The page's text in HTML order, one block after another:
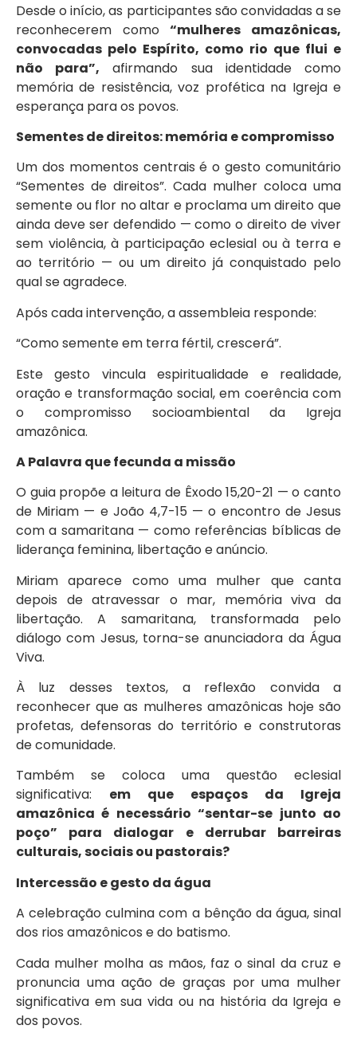
Desde o início, as participantes são convidadas a se
reconhecerem como“mulheres amazônicas,
convocadas pelo Espírito, como rio que flui e
não para”, afirmando sua identidade como
memória de resistência, voz profética na Igreja e
esperança para os povos.
Sementes de direitos: memória e compromisso
Um dos momentos centrais é o gesto comunitário
“Sementes de direitos”. Cada mulher coloca uma
semente ou flor no altar e proclama um direito que
ainda deve ser defendido — como o direito de viver
sem violência, à participação eclesial ou à terra e
ao território — ou um direito já conquistado pelo
qual se agradece.
Após cada intervenção, a assembleia responde:
“Como semente em terra fértil, crescerá”.
Este gesto vincula espiritualidade e realidade,
oração e transformação social, em coerência com
o compromisso socioambiental da Igreja
amazônica.
A Palavra que fecunda a missão
O guia propõe a leitura de Êxodo 15,20-21 — o canto
de Miriam — e João 4,7-15 — o encontro de Jesus
com a samaritana — como referências bíblicas de
liderança feminina, libertação e anúncio.
Miriam aparece como uma mulher que canta
depois de atravessar o mar, memória viva da
libertação. A samaritana, transformada pelo
diálogo com Jesus, torna-se anunciadora da Água
Viva.
À luz desses textos, a reflexão convida a
reconhecer que as mulheres amazônicas hoje são
profetas, defensoras do território e construtoras
de comunidade.
Também se coloca uma questão eclesial
significativa: em que espaços da Igreja
amazônica é necessário “sentar-se junto ao
poço” para dialogar e derrubar barreiras
culturais, sociais ou pastorais?
Intercessão e gesto da água
A celebração culmina com a bênção da água, sinal
dos rios amazônicos e do batismo.
Cada mulher molha as mãos, faz o sinal da cruz e
pronuncia uma ação de graças por uma mulher
significativa em sua vida ou na história da Igreja e
dos povos.